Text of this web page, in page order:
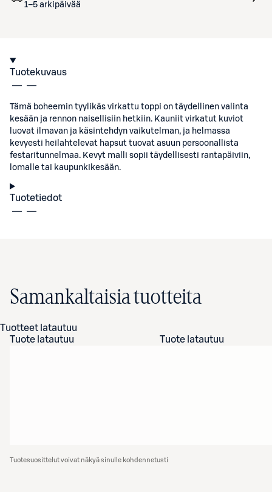
1–5 arkipäivää
Tuotekuvaus
Tämä boheemin tyylikäs virkattu toppi on täydellinen valinta
kesään ja rennon naisellisiin hetkiin. Kauniit virkatut kuviot
luovat ilmavan ja käsintehdyn vaikutelman, ja helmassa
kevyesti heilahtelevat hapsut tuovat asuun persoonallista
festaritunnelmaa. Kevyt malli sopii täydellisesti rantapäiviin,
lomalle tai kaupunkikesään.
Tuotetiedot
Samankaltaisia tuotteita
Tuotteet latautuu
Tuote latautuu
Tuote latautuu
Tuotesuosittelut voivat näkyä sinulle kohdennetusti